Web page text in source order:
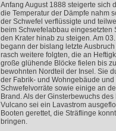
Anfang August 1888 steigerte sich
die Temperatur der Dämpfe nahm
der Schwefel verflüssigte und
beim Schwefelabbau eingesetzten
den Krater hinab zu steigen. Am
begann der bislang letzte
rasch weitere folgten, die an
große glühende Blöcke fielen bis
bewohnten Nordteil der Insel. Sie
der Fabrik- und Wohngebäude und
Schwefelvorräte sowie einige an
Brand. Als der Ginsterbewuchs
Vulcano sei ein Lavastrom
Booten gerettet, die Sträflinge
bringen.